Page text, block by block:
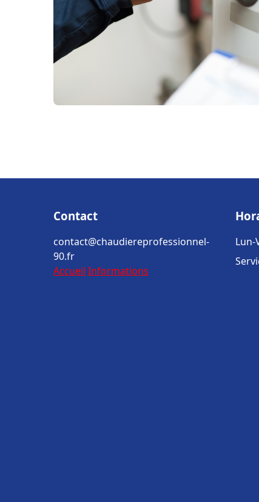
Contact
contact@chaudiereprofessionnel-
90.fr
Accueil Informations
Lun-